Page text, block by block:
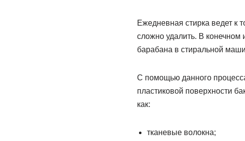
Ежедневная стирка ведет к
сложно удалить. В конечном
барабана в стиральной
С помощью данного
пластиковой поверхности
как:
тканевые волокна;